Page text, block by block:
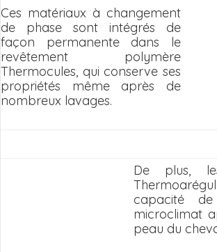
Ces matériaux à changement
de phase sont intégrés de
façon permanente dans le
revêtement polymère
Thermocules, qui conserve ses
propriétés même après de
nombreux lavages.
De plus,
capacité
microclimat
peau du